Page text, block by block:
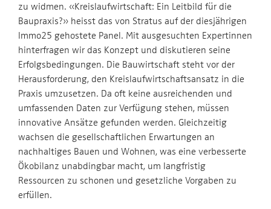
zu widmen. «Kreislaufwirtschaft: Ein Leitbild für die
Baupraxis?» heisst das von Stratus auf der diesjährigen
Immo25 gehostete Panel. Mit ausgesuchten Expertinnen
hinterfragen wir das Konzept und diskutieren seine
Erfolgsbedingungen. Die Bauwirtschaft steht vor der
Herausforderung, den Kreislaufwirtschaftsansatz in die
Praxis umzusetzen. Da oft keine ausreichenden und
umfassenden Daten zur Verfügung stehen, müssen
innovative Ansätze gefunden werden. Gleichzeitig
wachsen die gesellschaftlichen Erwartungen an
nachhaltiges Bauen und Wohnen, was eine verbesserte
Ökobilanz unabdingbar macht, um langfristig
Ressourcen zu schonen und gesetzliche Vorgaben zu
erfüllen.